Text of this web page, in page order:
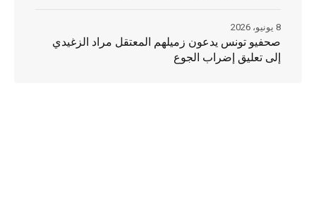
صحفيو تونس يدعون زميلهم المعتقل مراد الزغيدي
إلى تعليق إضراب الجوع
8 يونيو، 2026